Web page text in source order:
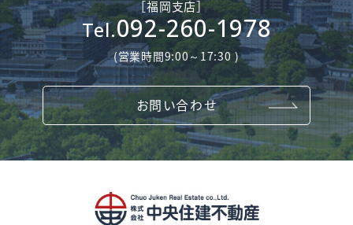
［​福岡支店］
Tel.092-260-1978
(営業時間9:00～17:30 )
お問い合わせ